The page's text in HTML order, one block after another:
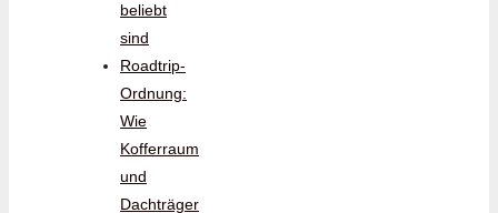
beliebt
sind
Roadtrip-
Ordnung:
Wie
Kofferraum
und
Dachträger